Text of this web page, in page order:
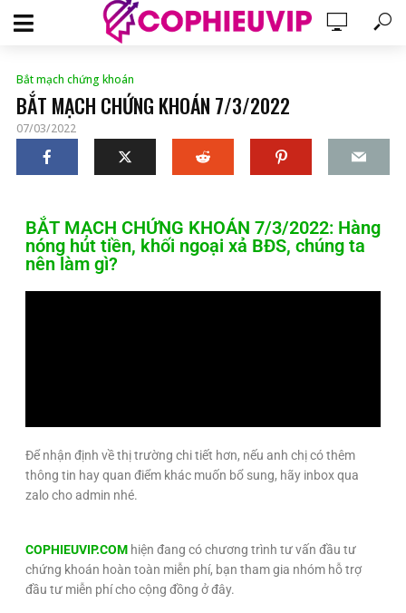
Bắt mạch chứng khoán
BẮT MẠCH CHỨNG KHOÁN 7/3/2022
07/03/2022
BẮT MẠCH CHỨNG KHOÁN 7/3/2022: Hàng
nóng hút tiền, khối ngoại xả BĐS, chúng ta
nên làm gì?
Để nhận định về thị trường chi tiết hơn, nếu anh chị có thêm
thông tin hay quan điểm khác muốn bổ sung, hãy inbox qua
zalo cho admin nhé.
COPHIEUVIP.COM hiện đang có chương trình tư vấn đầu tư
chứng khoán hoàn toàn miễn phí, bạn tham gia nhóm hỗ trợ
đầu tư miễn phí cho cộng đồng ở đây.